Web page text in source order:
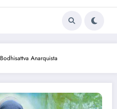
Bodhisattva Anarquista